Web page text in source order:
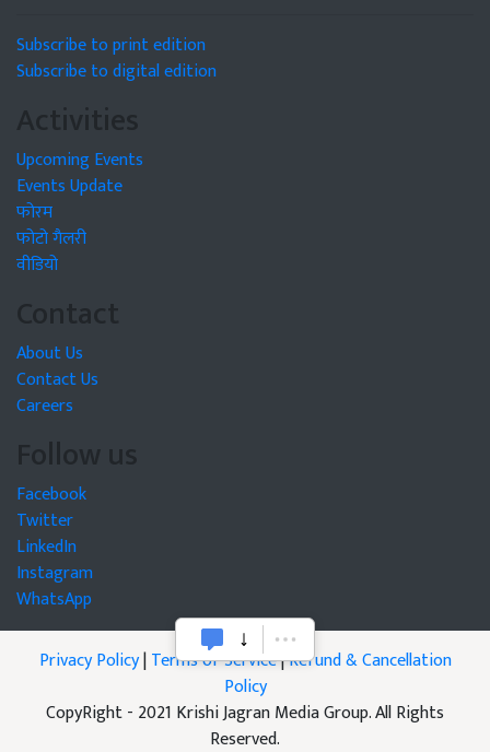
Subscribe to print edition
Subscribe to digital edition
Activities
Upcoming Events
Events Update
फोरम
फोटो गैलरी
वीडियो
Contact
About Us
Contact Us
Careers
Follow us
Facebook
Twitter
LinkedIn
Instagram
WhatsApp
Privacy Policy|Terms of Service|Refund & Cancellation
Policy
CopyRight - 2021 Krishi Jagran Media Group. All Rights
Reserved.